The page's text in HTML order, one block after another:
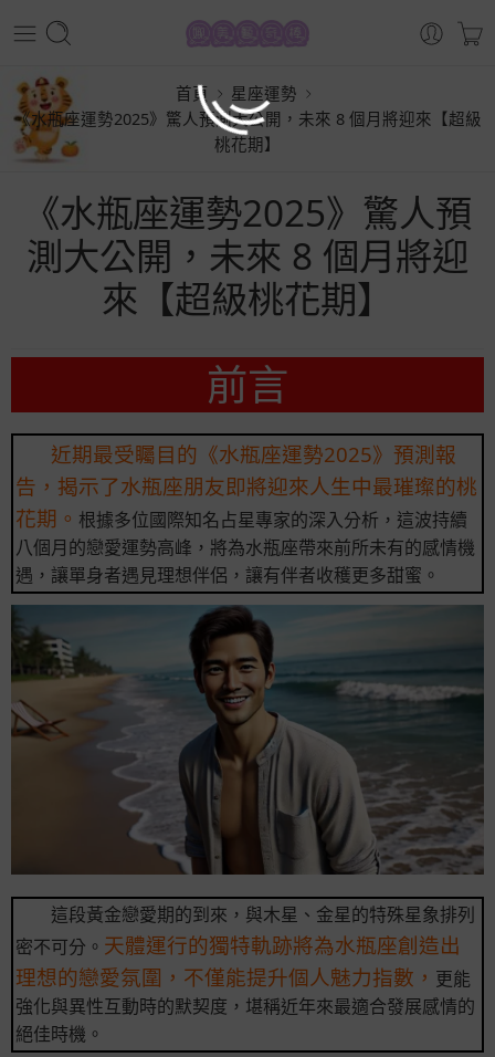
首頁
星座運勢
《水瓶座運勢2025》驚人預測大公開，未來 8 個月將迎來【超級
桃花期】
《水瓶座運勢2025》驚人預
測大公開，未來 8 個月將迎
來【超級桃花期】
前言
近期最受矚目的《水瓶座運勢2025》預測報
告，揭示了水瓶座朋友即將迎來人生中最璀璨的桃
花期。 根據多位國際知名占星專家的深入分析，這波持續
八個月的戀愛運勢高峰，將為水瓶座帶來前所未有的感情機
遇，讓單身者遇見理想伴侶，讓有伴者收穫更多甜蜜。
這段黃金戀愛期的到來，與木星、金星的特殊星象排列
密不可分。 天體運行的獨特軌跡將為水瓶座創造出
理想的戀愛氛圍，不僅能提升個人魅力指數， 更能
強化與異性互動時的默契度，堪稱近年來最適合發展感情的
絕佳時機。
點我了解